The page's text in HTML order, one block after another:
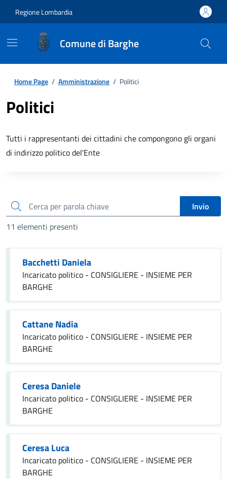
Regione Lombardia
Comune di Barghe
Home Page / Amministrazione / Politici
Politici
Tutti i rappresentanti dei cittadini che compongono gli organi
di indirizzo politico del'Ente
cerca
Invio
11 elementi presenti
Bacchetti Daniela
Incaricato politico - CONSIGLIERE - INSIEME PER
BARGHE
Cattane Nadia
Incaricato politico - CONSIGLIERE - INSIEME PER
BARGHE
Ceresa Daniele
Incaricato politico - CONSIGLIERE - INSIEME PER
BARGHE
Ceresa Luca
Incaricato politico - CONSIGLIERE - INSIEME PER
BARGHE